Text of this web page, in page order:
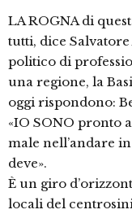
LA ROGNA di
tutti, dice
politico di
una regione, la
oggi rispondono:
«IO SONO pronto
male nell’andare
deve».
È un giro
locali del